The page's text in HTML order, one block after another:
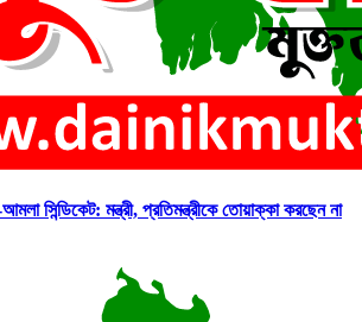
আমলা সিন্ডিকেট: মন্ত্রী, প্রতিমন্ত্রীকে তোয়াক্কা করছেন না